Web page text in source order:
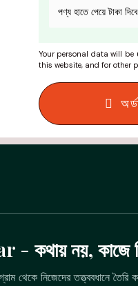
পণ্য হাতে পেয়ে টাকা
Your personal data will be
this website, and for other
কথায় নয়, কাজে
থেকে নিজেদের তত্ত্ববধানে